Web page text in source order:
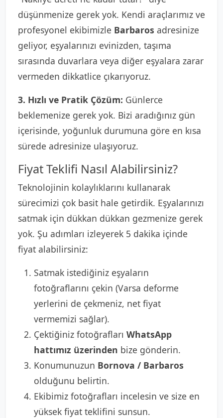
düşünmenize gerek yok. Kendi araçlarımız ve
profesyonel ekibimizle Barbaros adresinize
geliyor, eşyalarınızı evinizden, taşıma
sırasında duvarlara veya diğer eşyalara zarar
vermeden dikkatlice çıkarıyoruz.
3. Hızlı ve Pratik Çözüm: Günlerce
beklemenize gerek yok. Bizi aradığınız gün
içerisinde, yoğunluk durumuna göre en kısa
sürede adresinize ulaşıyoruz.
Fiyat Teklifi Nasıl Alabilirsiniz?
Teknolojinin kolaylıklarını kullanarak
sürecimizi çok basit hale getirdik. Eşyalarınızı
satmak için dükkan dükkan gezmenize gerek
yok. Şu adımları izleyerek 5 dakika içinde
fiyat alabilirsiniz:
Satmak istediğiniz eşyaların
fotoğraflarını çekin (Varsa deforme
yerlerini de çekmeniz, net fiyat
vermemizi sağlar).
Çektiğiniz fotoğrafları WhatsApp
hattımız üzerinden bize gönderin.
Konumunuzun Bornova / Barbaros
olduğunu belirtin.
Ekibimiz fotoğrafları incelesin ve size en
yüksek fiyat teklifini sunsun.